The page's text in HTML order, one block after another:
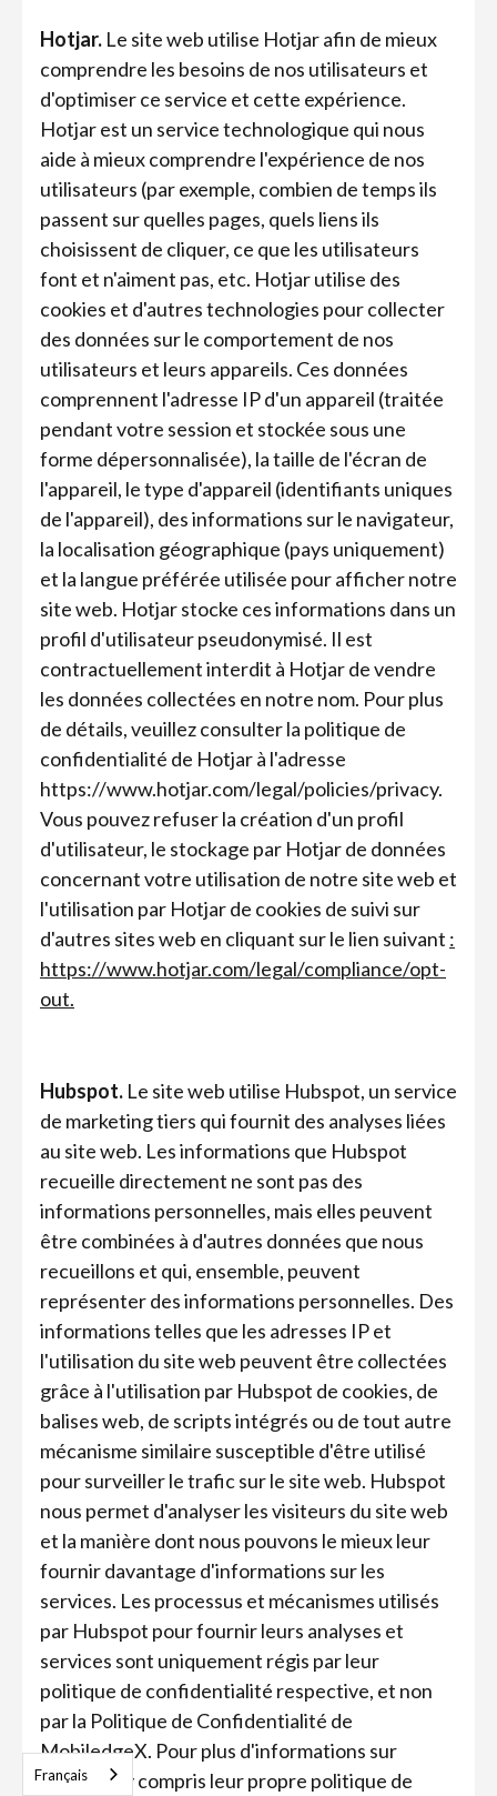
Hotjar. Le site web utilise Hotjar afin de mieux
comprendre les besoins de nos utilisateurs et
d'optimiser ce service et cette expérience.
Hotjar est un service technologique qui nous
aide à mieux comprendre l'expérience de nos
utilisateurs (par exemple, combien de temps ils
passent sur quelles pages, quels liens ils
choisissent de cliquer, ce que les utilisateurs
font et n'aiment pas, etc. Hotjar utilise des
cookies et d'autres technologies pour collecter
des données sur le comportement de nos
utilisateurs et leurs appareils. Ces données
comprennent l'adresse IP d'un appareil (traitée
pendant votre session et stockée sous une
forme dépersonnalisée), la taille de l'écran de
l'appareil, le type d'appareil (identifiants uniques
de l'appareil), des informations sur le navigateur,
la localisation géographique (pays uniquement)
et la langue préférée utilisée pour afficher notre
site web. Hotjar stocke ces informations dans un
profil d'utilisateur pseudonymisé. Il est
contractuellement interdit à Hotjar de vendre
les données collectées en notre nom. Pour plus
de détails, veuillez consulter la politique de
confidentialité de Hotjar à l'adresse
https://www.hotjar.com/legal/policies/privacy.
Vous pouvez refuser la création d'un profil
d'utilisateur, le stockage par Hotjar de données
concernant votre utilisation de notre site web et
l'utilisation par Hotjar de cookies de suivi sur
d'autres sites web en cliquant sur le lien suivant :
https://www.hotjar.com/legal/compliance/opt-
out.
Hubspot. Le site web utilise Hubspot, un service
de marketing tiers qui fournit des analyses liées
au site web. Les informations que Hubspot
recueille directement ne sont pas des
informations personnelles, mais elles peuvent
être combinées à d'autres données que nous
recueillons et qui, ensemble, peuvent
représenter des informations personnelles. Des
informations telles que les adresses IP et
l'utilisation du site web peuvent être collectées
grâce à l'utilisation par Hubspot de cookies, de
balises web, de scripts intégrés ou de tout autre
mécanisme similaire susceptible d'être utilisé
pour surveiller le trafic sur le site web. Hubspot
nous permet d'analyser les visiteurs du site web
et la manière dont nous pouvons le mieux leur
fournir davantage d'informations sur les
services. Les processus et mécanismes utilisés
par Hubspot pour fournir leurs analyses et
services sont uniquement régis par leur
politique de confidentialité respective, et non
par la Politique de Confidentialité de
MobiledgeX. Pour plus d'informations sur
Hubspot, y compris leur propre politique de
Français